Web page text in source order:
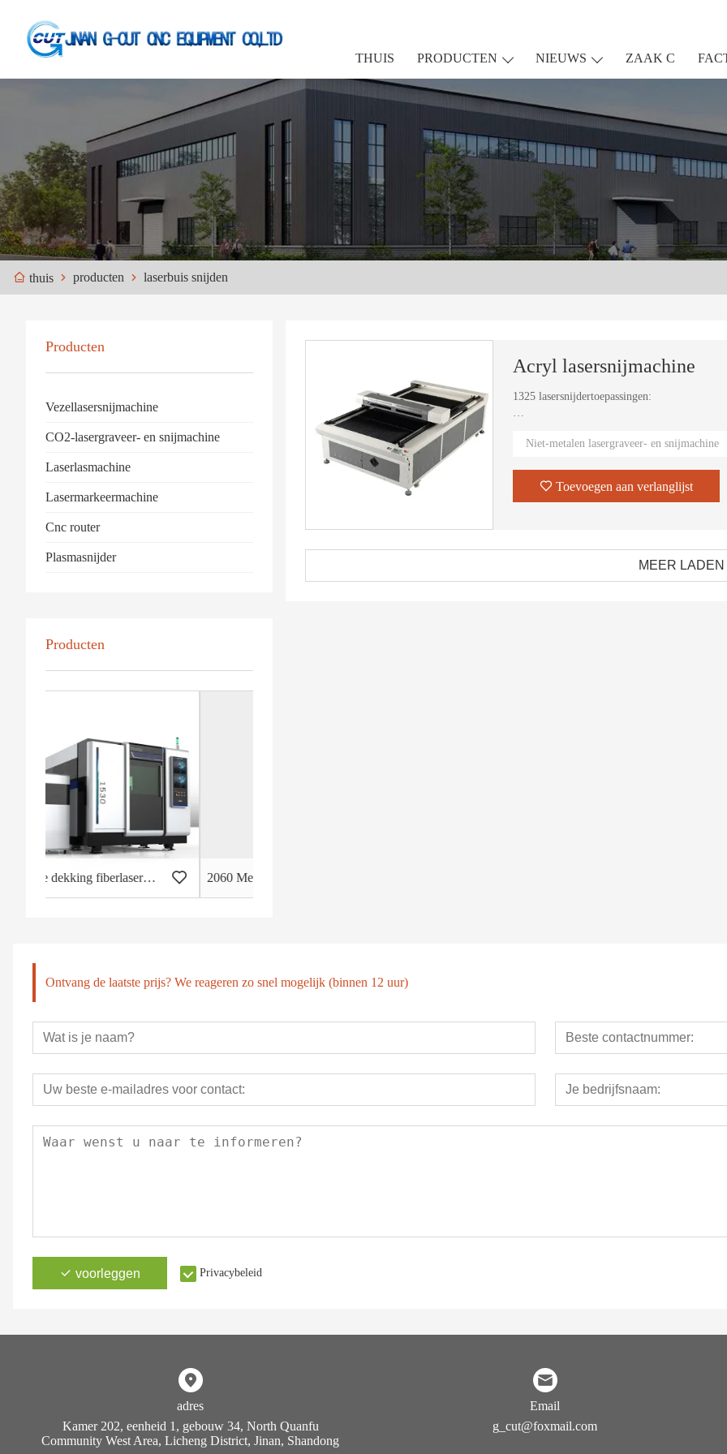
THUIS PRODUCTEN NIEUWS ZAAK C
thuis producten laserbuis snijden
Producten
Vezellasersnijmachine
CO2-lasergraveer- en snijmachine
Laserlasmachine
Lasermarkeermachine
Cnc router
Plasmasnijder
Producten
2060 Metaalsnijmachine
Acryl lasersnijmachine
1325 lasersnijdertoepassingen:
Ambachtelijke geschenken,
Niet-metalen lasergraveer- en snijmachine
Toevoegen aan verlanglijst
MEER LADEN
Ontvang de laatste prijs? We reageren zo snel mogelijk (binnen 12 uur)
voorleggen Privacybeleid
adres
Kamer 202, eenheid 1, gebouw 34, North Quanfu
Community West Area, Licheng District, Jinan, Shandong
Email
g_cut@foxmail.com